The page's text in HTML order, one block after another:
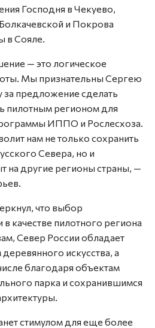
Господня в Чекуево,
и Покрова
в Сояле.
— это логическое
Мы признательны Сергею
предложение сделать
пилотным регионом для
ИППО и Рослесхоза.
нам не только сохранить
Севера, но и
на другие регионы страны, —
что выбор
качестве пилотного региона
Север России обладает
искусства, а
благодаря объектам
парка и сохранившимся
стимулом для еще более